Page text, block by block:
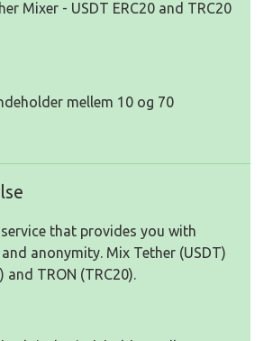
Mixer - USDT ERC20 and TRC20
mellem 10 og 70
that provides you with
anonymity. Mix Tether (USDT)
and TRON (TRC20).